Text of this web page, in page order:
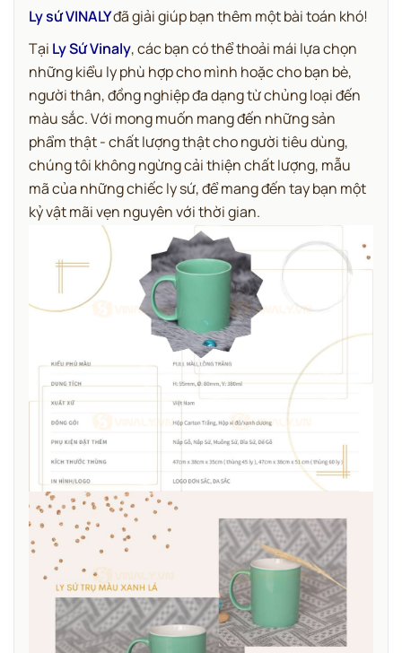
Ly sứ VINALYđã giải giúp bạn thêm một bài toán khó!
Tại Ly Sứ Vinaly, các bạn có thể thoải mái lựa chọn
những kiểu ly phù hợp cho mình hoặc cho bạn bè,
người thân, đồng nghiệp đa dạng từ chủng loại đến
màu sắc. Với mong muốn mang đến những sản
phẩm thật - chất lượng thật cho người tiêu dùng,
chúng tôi không ngừng cải thiện chất lượng, mẫu
mã của những chiếc ly sứ, để mang đến tay bạn một
kỷ vật mãi vẹn nguyên với thời gian.